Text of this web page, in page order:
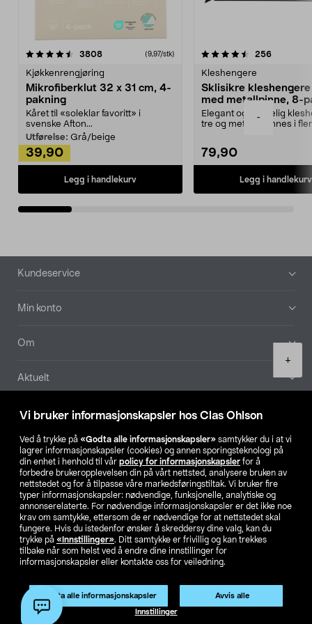
Vi bruker informasjonskapsler hos Clas Ohlson
Ved å trykke på «Godta alle informasjonskapsler» samtykker du i at vi
lagrer informasjonskapsler (cookies) og annen sporingsteknologi på
din enhet i henhold til vår policy for informasjonskapsler for å
forbedre brukeropplevelsen din på vårt nettsted, analysere bruken av
nettstedet og for å tilpasse våre markedsføringstiltak. Vi bruker fire
typer informasjonskapsler: nødvendige, funksjonelle, analytiske og
annonserelaterte. For nødvendige informasjonskapsler er det ikke noe
krav om samtykke, ettersom de er nødvendige for at nettstedet skal
fungere. Hvis du istedenfor ønsker å skreddersy dine valg, kan du
trykke på «Innstillinger». Ditt samtykke er frivillig og kan trekkes
tilbake når som helst ved å endre dine innstillinger for
informasjonskapsler eller kontakte oss for veiledning.
Godta alle informasjonskapsler Avvis alle
Innstillinger
-
+
Legg i handlekurv
3808anmeldelser(9,97/stk)
Kjøkkenrengjøring
Mikrofiberklut 32 x 31 cm, 4-
pakning
Kåret til «soleklar favoritt» i
svenske Afton...
Utførelse: Grå/beige
39,90
Legg i handlekurv
4.5av 5 stjerner 256
Kleshengere
Sklisikre
med metallpinne, 8-
Elegant og skikkelig
tre og metall – finnes i
79,90
Legg i handlekurv
4.5av 5 stjerner
Bunntekst
Kundeservice
Min konto
Om
Aktuelt
Våre selskaper
Finn din butikk
SE NO FI
Endre til priser ekskl. moms